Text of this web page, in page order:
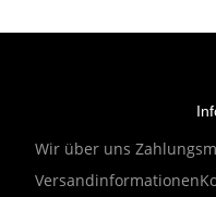
Wir über uns
Versandinformationen